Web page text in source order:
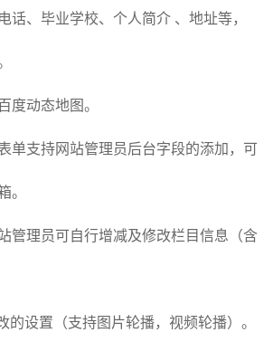
话、毕业学校、个人简介 、地址等，
度动态地图。
单支持网站管理员后台字段的添加，可
。
管理员可自行增减及修改栏目信息（含
的设置（支持图片轮播，视频轮播）。